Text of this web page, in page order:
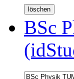
BSc